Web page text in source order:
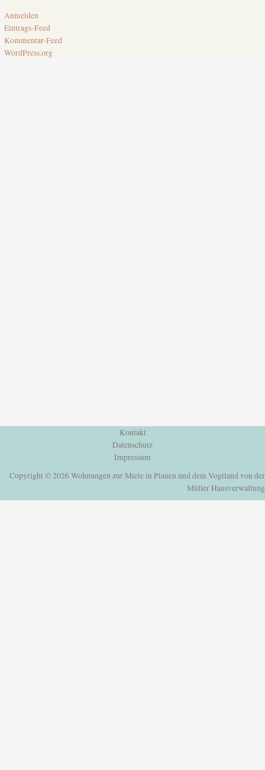
Anmelden
Eintrags-Feed
Kommentar-Feed
WordPress.org
Kontakt
Datenschutz
Impressum
Copyright © 2026 Wohnungen zur Miete in Plauen und dem Vogtland von der
Müller Hausverwaltung